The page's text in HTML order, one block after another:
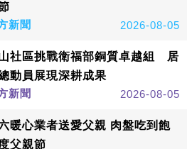
新聞
2026-08-05
社區挑戰衛福部銅質卓越組 居
動員展現深耕成果
新聞
2026-08-05
暖心業者送愛父親 肉盤吃到飽
父親節